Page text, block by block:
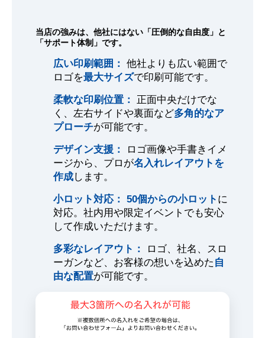
当店の強みは、他社にはない「圧倒的な自由度」と
「サポート体制」です。
広い印刷範囲： 他社よりも広い範囲で
ロゴを最大サイズで印刷可能です。
柔軟な印刷位置：
正面中央だけでな
く、左右サイドや裏面など多角的なア
プローチが可能です。
デザイン支援：
ロゴ画像や手書きイメ
ージから、プロが名入れレイアウトを
作成します。
小ロット対応： 50個からの小ロット に
対応。社内用や限定イベントでも安心
して作成いただけます。
多彩なレイアウト：
ロゴ、社名、スロ
ーガンなど、お客様の想いを込めた 自
由な配置が可能です。